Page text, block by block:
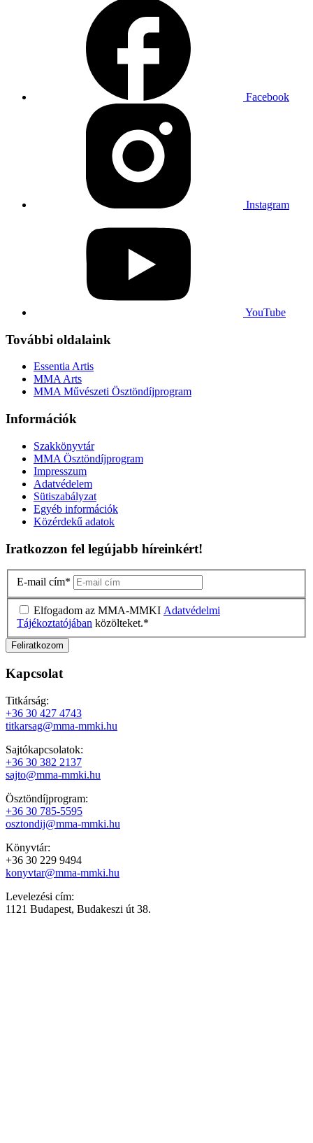
Facebook
Instagram
YouTube
További oldalaink
Essentia Artis
MMA Arts
MMA Művészeti Ösztöndíjprogram
Információk
Szakkönyvtár
MMA Ösztöndíjprogram
Impresszum
Adatvédelem
Sütiszabályzat
Egyéb információk
Közérdekű adatok
Iratkozzon fel legújabb híreinkért!
E-mail cím*
Elfogadom az MMA-MMKI Adatvédelmi
Tájékoztatójában közölteket.*
Kapcsolat
Titkárság:
+36 30 427 4743
titkarsag@mma-mmki.hu
Sajtókapcsolatok:
+36 30 382 2137
sajto@mma-mmki.hu
Ösztöndíjprogram:
+36 30 785-5595
osztondij@mma-mmki.hu
Könyvtár:
+36 30 229 9494
konyvtar@mma-mmki.hu
Levelezési cím:
1121 Budapest, Budakeszi út 38.